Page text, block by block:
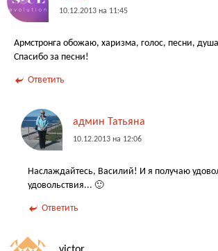
10.12.2013 на 11:45
Армстронга обожаю, харизма, голос, песни,
Спасибо за песни!
Ответить
админ Татьяна
10.12.2013 на 12:06
Наслаждайтесь, Василий! И я получаю
удовольствия... 🙂
Ответить